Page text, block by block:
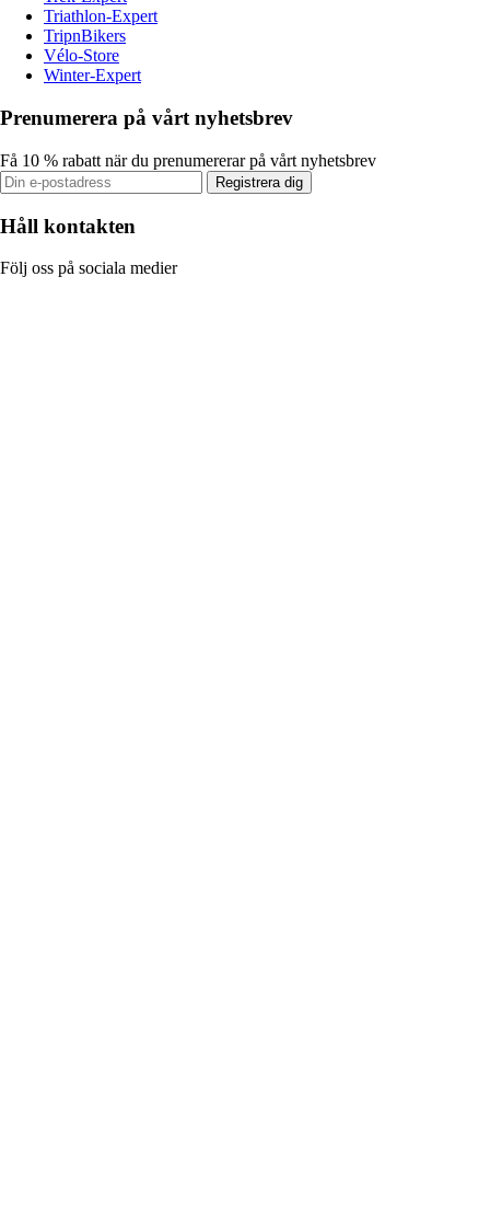
Triathlon-Expert
TripnBikers
Vélo-Store
Winter-Expert
Prenumerera på vårt nyhetsbrev
Få 10 % rabatt när du prenumererar på vårt nyhetsbrev
Registrera dig
Håll kontakten
Följ oss på sociala medier